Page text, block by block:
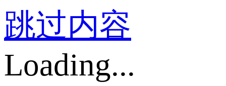
跳过内容
Loading...